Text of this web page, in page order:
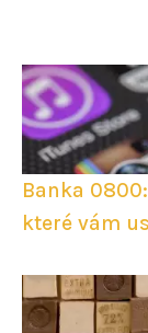
Banka
které vám